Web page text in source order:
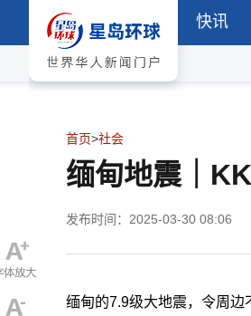
快讯
首页>社会
缅甸地震｜
发布时间：2025-03-30 08:06
缅甸的7.9级大地震，令周